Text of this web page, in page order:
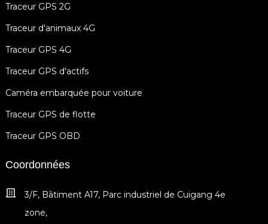
Traceur GPS 2G
Traceur d'animaux 4G
Traceur GPS 4G
Traceur GPS d'actifs
Caméra embarquée pour voiture
Traceur GPS de flotte
Traceur GPS OBD
Coordonnées
3/F, Bâtiment A17, Parc industriel de Cuigang 4e
zone,